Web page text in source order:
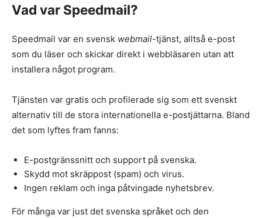
Vad var Speedmail?
Speedmail var en svensk webmail-tjänst, alltså e-post
som du läser och skickar direkt i webbläsaren utan att
installera något program.
Tjänsten var gratis och profilerade sig som ett svenskt
alternativ till de stora internationella e-postjättarna. Bland
det som lyftes fram fanns:
E-postgränssnitt och support på svenska.
Skydd mot skräppost (spam) och virus.
Ingen reklam och inga påtvingade nyhetsbrev.
För många var just det svenska språket och den